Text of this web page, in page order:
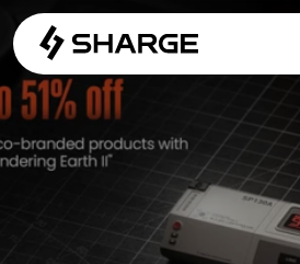
コンテンツにスキップ